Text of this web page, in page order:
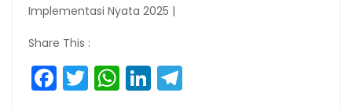
Implementasi Nyata 2025 |
Share This :
Facebook
Twitter
WhatsApp
LinkedIn